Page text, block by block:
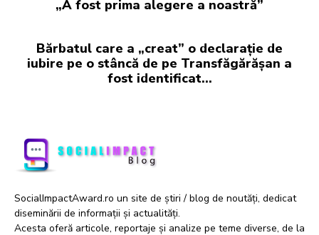
„A fost prima alegere a noastră”
Bărbatul care a „creat” o declarație de
iubire pe o stâncă de pe Transfăgărășan a
fost identificat…
SocialImpactAward.ro un site de știri / blog de noutăți, dedicat
diseminării de informații și actualități.
Acesta oferă articole, reportaje și analize pe teme diverse, de la